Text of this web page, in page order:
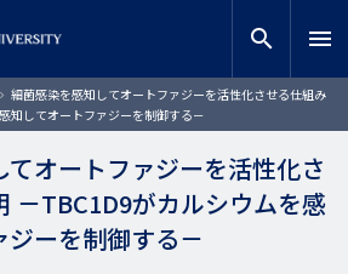
ト内検索
検索
search menu
細菌感染を感知してオートファジーを活性化させる仕組み
知してオートファジーを制御する－
オートファジーを活性化さ
－TBC1D9がカルシウムを感
ーを制御する－